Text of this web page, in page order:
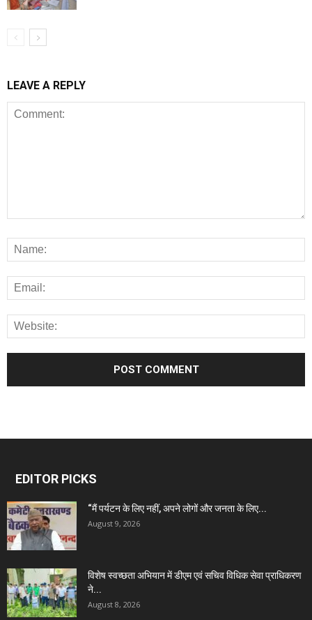
LEAVE A REPLY
EDITOR PICKS
“मैं पर्यटन के लिए नहीं, अपने लोगों और जनता के लिए...
August 9, 2026
विशेष स्वच्छता अभियान में डीएम एवं सचिव विधिक सेवा प्राधिकरण
ने...
August 8, 2026